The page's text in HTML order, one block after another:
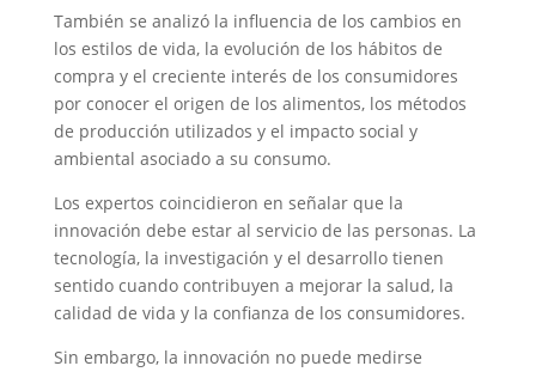
También se analizó la influencia de los cambios en
los estilos de vida, la evolución de los hábitos de
compra y el creciente interés de los consumidores
por conocer el origen de los alimentos, los métodos
de producción utilizados y el impacto social y
ambiental asociado a su consumo.
Los expertos coincidieron en señalar que la
innovación debe estar al servicio de las personas. La
tecnología, la investigación y el desarrollo tienen
sentido cuando contribuyen a mejorar la salud, la
calidad de vida y la confianza de los consumidores.
Sin embargo, la innovación no puede medirse